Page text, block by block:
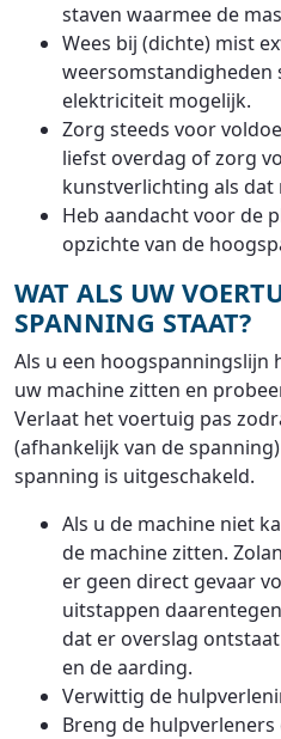
staven waarmee de
Wees bij (dichte) mist
weersomstandigheden
elektriciteit mogelijk.
Zorg steeds voor
liefst overdag of zorg
kunstverlichting als dat
Heb aandacht voor de
opzichte van de
WAT ALS UW
SPANNING STAAT?
Als u een hoogspanningslijn
uw machine zitten en
Verlaat het voertuig pas
(afhankelijk van de
spanning is uitgeschakeld.
Als u de machine niet
de machine zitten.
er geen direct gevaar
uitstappen
dat er overslag
en de aarding.
Verwittig de
Breng de